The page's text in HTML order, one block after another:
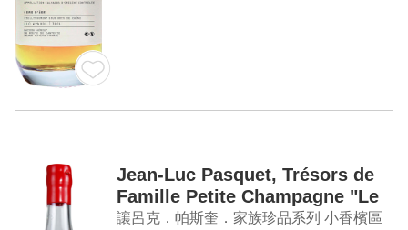
Jean-Luc Pasquet, Trésors de
Famille Petite Champagne "Le
Cognac d'Arlette Lot 70"
讓呂克．帕斯奎．家族珍品系列 小香檳區